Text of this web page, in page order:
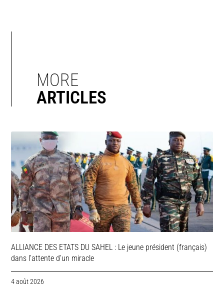
MORE
ARTICLES
ALLIANCE DES ETATS DU SAHEL : Le jeune président (français)
dans l’attente d’un miracle
4 août 2026